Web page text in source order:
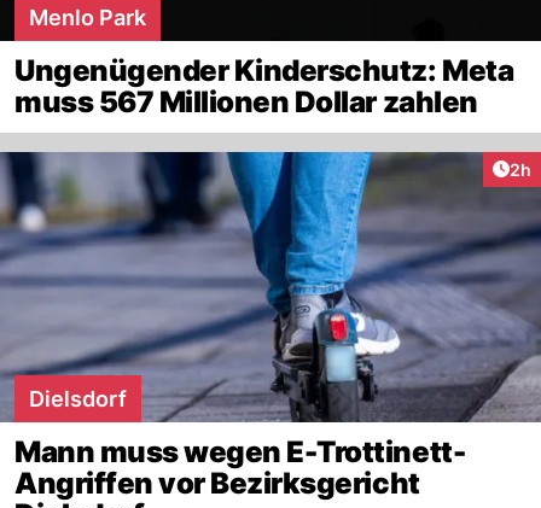
Menlo Park
Ungenügender Kinderschutz: Meta
muss 567 Millionen Dollar zahlen
2h
Dielsdorf
Mann muss wegen E-Trottinett-
Angriffen vor Bezirksgericht